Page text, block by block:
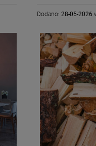
Dodano: 28-05-2026